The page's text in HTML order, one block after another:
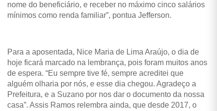
nome do beneficiário, e receber no máximo cinco salários
mínimos como renda familiar”, pontua Jefferson.
Para a aposentada, Nice Maria de Lima Araújo, o dia de
hoje ficará marcado na lembrança, pois foram muitos anos
de espera. “Eu sempre tive fé, sempre acreditei que
alguém olharia por nós, e esse dia chegou. Agradeço a
Prefeitura, e a Suzano por nos dar o documento da nossa
casa”. Assis Ramos relembra ainda, que desde 2017, o